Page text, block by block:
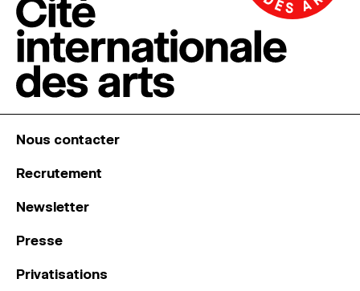
Nous contacter
Recrutement
Newsletter
Presse
Privatisations